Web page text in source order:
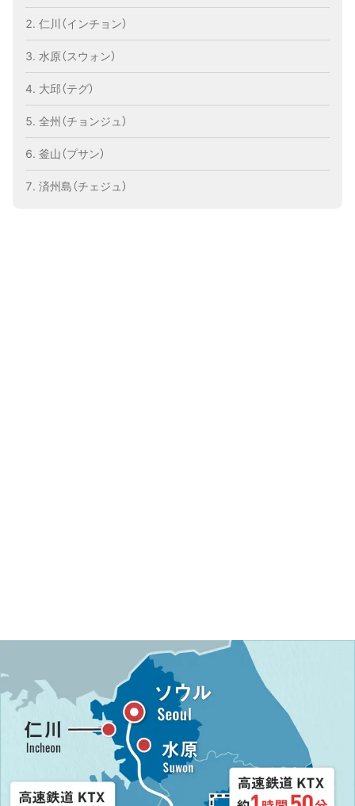
仁川（インチョン）
水原（スウォン）
大邱（テグ）
全州（チョンジュ）
釜山（プサン）
済州島（チェジュ）